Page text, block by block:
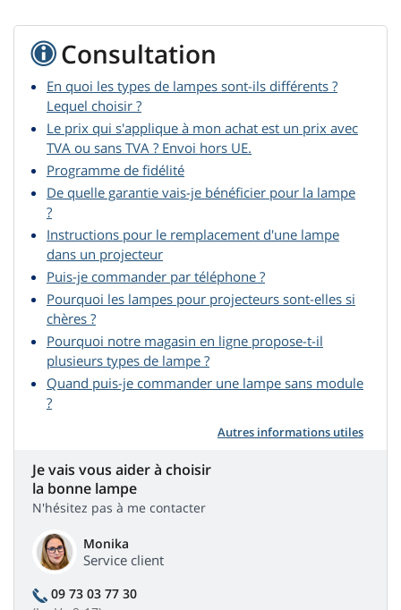
Consultation
En quoi les types de lampes sont-ils différents ?
Lequel choisir ?
Le prix qui s'applique à mon achat est un prix avec
TVA ou sans TVA ? Envoi hors UE.
Programme de fidélité
De quelle garantie vais-je bénéficier pour la lampe
?
Instructions pour le remplacement d'une lampe
dans un projecteur
Puis-je commander par téléphone ?
Pourquoi les lampes pour projecteurs sont-elles si
chères ?
Pourquoi notre magasin en ligne propose-t-il
plusieurs types de lampe ?
Quand puis-je commander une lampe sans module
?
Autres informations utiles
Je vais vous aider à choisir
la bonne lampe
N'hésitez pas à me contacter
Monika
Service client
09 73 03 77 30